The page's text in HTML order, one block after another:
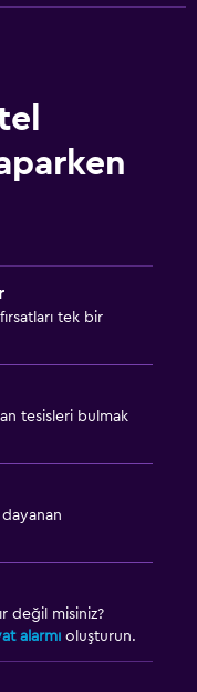
tek bir
tesisleri bulmak
değil misiniz?
alarmı oluşturun.